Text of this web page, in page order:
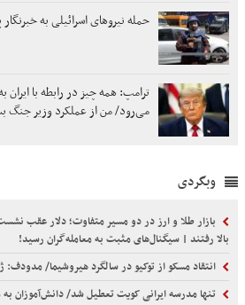
حمله نیروهای اسرائیلی به
ترامپ: همه چیز در رابطه با
می‌رود/ من از عملکرد وزیر جنگ
وبگردی
بازار طلا و ارز در دو مسیر متفاوت؛ دلار عقب
بالا رفتند | سیگنال‌های مثبت به معامله‌گران رسید!
انتقاد مسکو از توکیو در سالگرد هیروشیما/ مدودف:
تنها مدرسه ایرانی کویت تعطیل شد/ دانش‌آموزان